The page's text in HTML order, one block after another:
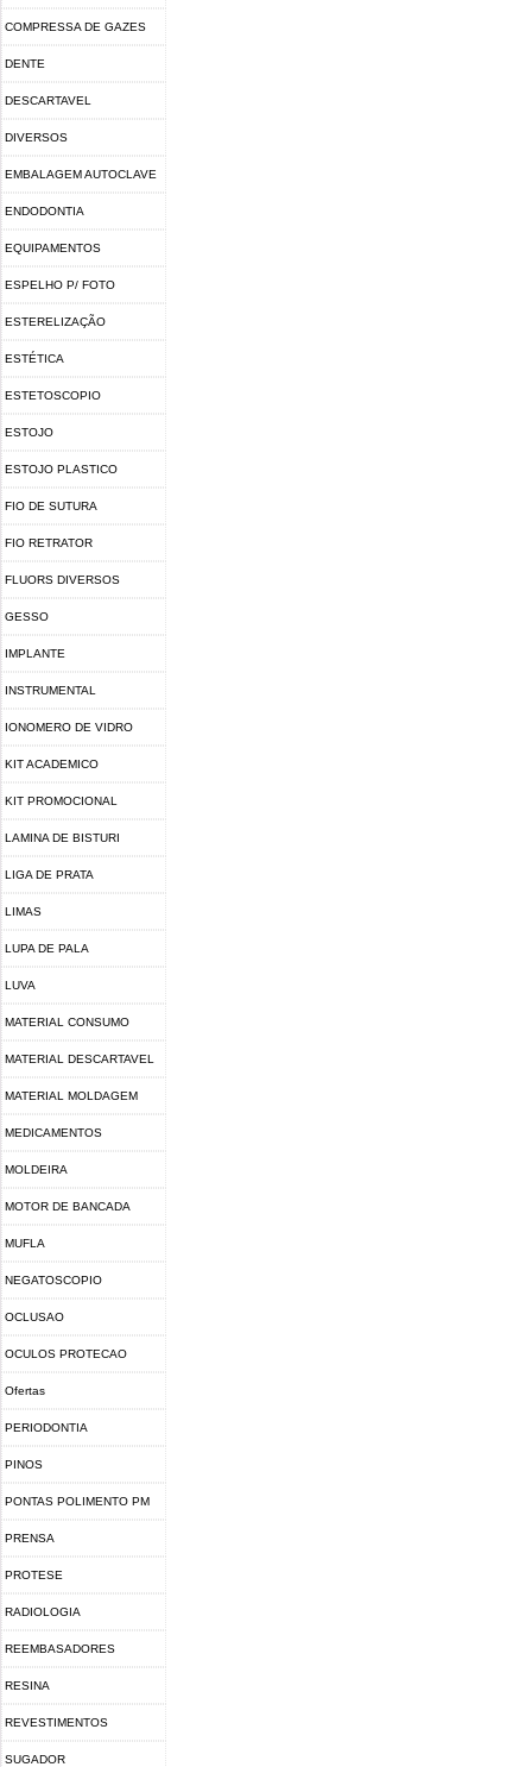
COMPRESSA DE GAZES
DENTE
DESCARTAVEL
DIVERSOS
EMBALAGEM AUTOCLAVE
ENDODONTIA
EQUIPAMENTOS
ESPELHO P/ FOTO
ESTERELIZAÇÃO
ESTÉTICA
ESTETOSCOPIO
ESTOJO
ESTOJO PLASTICO
FIO DE SUTURA
FIO RETRATOR
FLUORS DIVERSOS
GESSO
IMPLANTE
INSTRUMENTAL
IONOMERO DE VIDRO
KIT ACADEMICO
KIT PROMOCIONAL
LAMINA DE BISTURI
LIGA DE PRATA
LIMAS
LUPA DE PALA
LUVA
MATERIAL CONSUMO
MATERIAL DESCARTAVEL
MATERIAL MOLDAGEM
MEDICAMENTOS
MOLDEIRA
MOTOR DE BANCADA
MUFLA
NEGATOSCOPIO
OCLUSAO
OCULOS PROTECAO
Ofertas
PERIODONTIA
PINOS
PONTAS POLIMENTO PM
PRENSA
PROTESE
RADIOLOGIA
REEMBASADORES
RESINA
REVESTIMENTOS
SUGADOR